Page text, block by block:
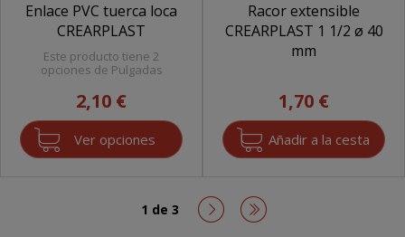
Enlace PVC tuerca loca
CREARPLAST
Este producto tiene 2
opciones de Pulgadas
2,10 €
Ver opciones
Racor extensible
CREARPLAST 1 1/2 ø 40
mm
1,70 €
1 de 3